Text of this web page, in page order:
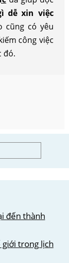
đến thành
trong lịch
dễ xin việc
cũng có yêu
công việc
đó.